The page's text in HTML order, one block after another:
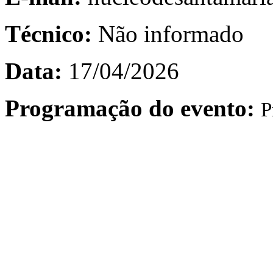
Técnico: Não informado
Data: 17/04/2026
Programação do evento: